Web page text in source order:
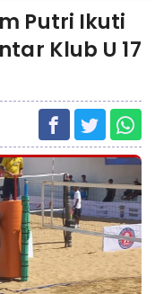
Putri Ikuti
Klub U 17